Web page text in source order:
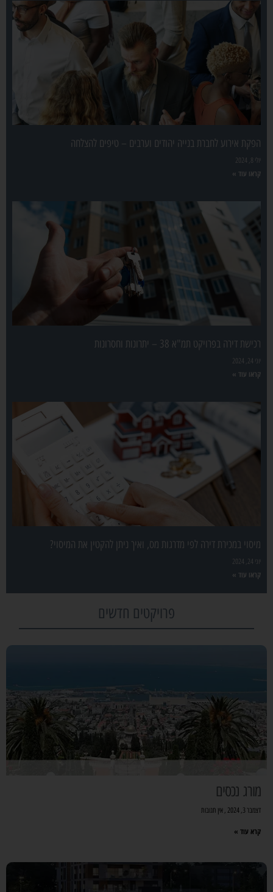
הפקת אירוע לחברת בנייה יהודים וערבים – טיפים להצלחה
יולי 8, 2024
קראו עוד »
רכישת דירה בפרויקט תמ"א 38 – יתרונות וחסרונות
יוני 24, 2024
קראו עוד »
מיסוי במכירת דירה לפי מדרגות מס, ואיך ניתן להקטין את המיסוי?
יוני 24, 2024
קראו עוד »
פרויקטים חדשים
מורג נכסים
דצמבר 3, 2024 אין תגובות
קרא עוד »